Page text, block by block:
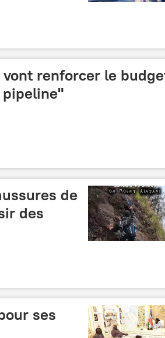
renforcer le
pipeline"
de
des
ses